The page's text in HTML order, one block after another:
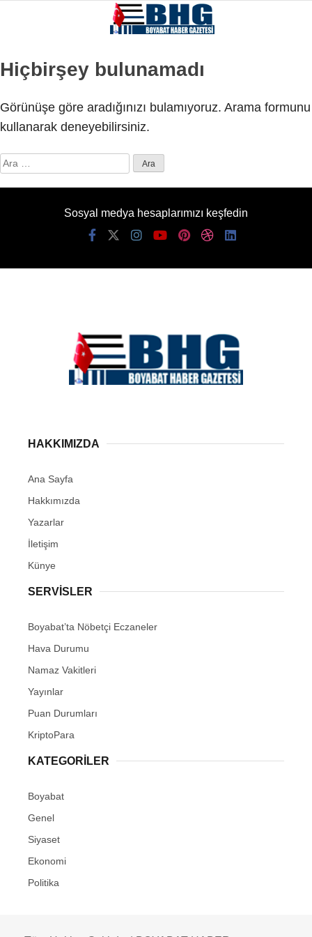
Hiçbirşey bulunamadı
Görünüşe göre aradığınızı bulamıyoruz. Arama formunu
kullanarak deneyebilirsiniz.
Arama:
Sosyal medya hesaplarımızı keşfedin
HAKKIMIZDA
Ana Sayfa
Hakkımızda
Yazarlar
İletişim
Künye
SERVISLER
Boyabat’ta Nöbetçi Eczaneler
Hava Durumu
Namaz Vakitleri
Yayınlar
Puan Durumları
KriptoPara
KATEGORILER
Boyabat
Genel
Siyaset
Ekonomi
Politika